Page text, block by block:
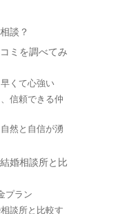
談？
ミを調べてみ
くて心強い
信頼できる仲
然と自信が湧
婚相談所と比
プラン
談所と比較す